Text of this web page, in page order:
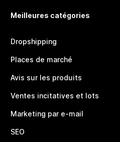
Meilleures catégories
Dropshipping
Places de marché
Avis sur les produits
Ventes incitatives et lots
Marketing par e-mail
SEO